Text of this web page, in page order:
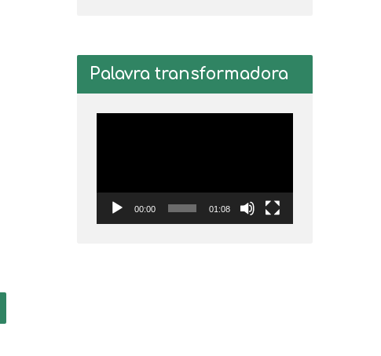
Palavra transformadora
00:00 01:08